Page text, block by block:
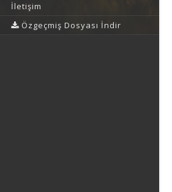
İletişim
Özgeçmiş Dosyası İndir